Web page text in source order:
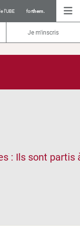
l’UBE forthem.
Je m'inscris
: Ils sont partis